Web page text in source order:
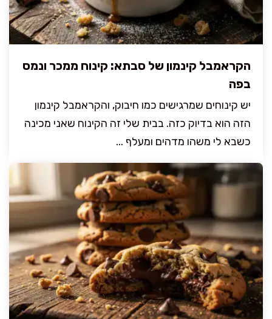
הקראמבל קינמון של סבתא: קינוח ממכר ונמס
בפה
יש קינוחים שמרגישים כמו חיבוק, והקראמבל קינמון
הזה הוא בדיוק כזה. בבית שלי זה הקינוח שאני מכינה
כשבא לי משהו מדהים ומעלף ...